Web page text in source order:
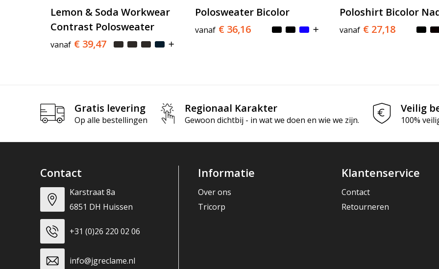
Lemon & Soda Workwear
Contrast Polosweater
vanaf € 39,47
Polosweater Bicolor
vanaf € 36,16
Poloshirt Bicolor
vanaf € 27,18
Gratis levering
Op alle bestellingen
Regionaal Karakter
Gewoon dichtbij - in wat we doen en wie we zijn.
Veilig
100%
Contact
Karstraat 8a
6851 DH Huissen
+31 (0)26 220 02 06
info@jgreclame.nl
Informatie
Over ons
Tricorp
Klantenservice
Contact
Retourneren